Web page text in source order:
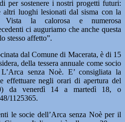
per sostenere i nostri progetti futuri:
altri luoghi lesionati dal sisma con la
Vista la calorosa e numerosa
ci auguriamo che anche questa
stesso affetto”.
dal Comune di Macerata, è di 15
della tessera annuale come socio
senza Noè. E’ consigliata la
effettuare negli orari di apertura del
da venerdì 14 a martedì 18, o
1125365.
le socie dell’Arca senza Noè per il